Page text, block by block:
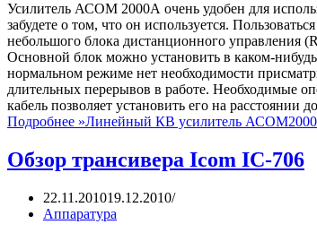
Усилитель АСОМ 2000А очень удобен для
забудете о том, что он используется.
небольшого блока дистанционного
Основной блок можно установить в каком-
нормальном режиме нет необходимости
длительных перерывов в работе. Необходимые
кабель позволяет установить его на расстоянии
Подробнее »Линейный КВ усилитель
Обзор трансивера Icom IC-706
22.11.201019.12.2010
Аппаратура